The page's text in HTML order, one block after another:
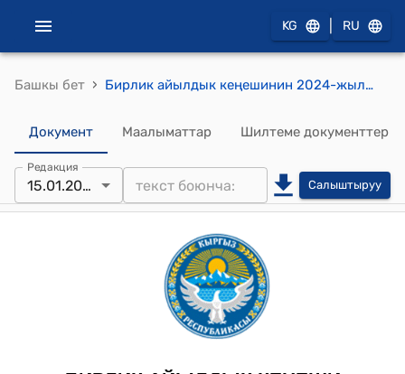
KG RU
Башкы бет › Бирлик айылдык кеңешинин 2024-жылдын 15-январындагы №114 "Бирлик айыл аймагынын айылдык Кеңешинин 2024-жыл үчүн түзүлгөн иш планын бекитүү жөнүндө" токтому
Документ Маалыматтар Шилтеме документтер
Редакция
15.01.2024 Салыштыруу